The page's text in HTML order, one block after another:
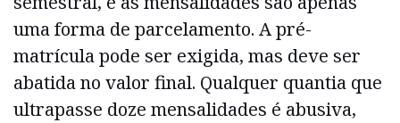
uma forma de parcelamento. A pré-
matrícula pode ser exigida, mas deve ser
abatida no valor final. Qualquer quantia que
ultrapasse doze mensalidades é abusiva,